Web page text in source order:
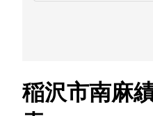
稲沢市南麻